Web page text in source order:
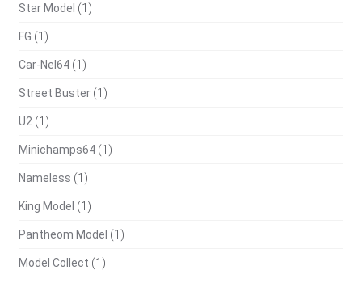
Star Model (1)
FG (1)
Car-Nel64 (1)
Street Buster (1)
U2 (1)
Minichamps64 (1)
Nameless (1)
King Model (1)
Pantheom Model (1)
Model Collect (1)